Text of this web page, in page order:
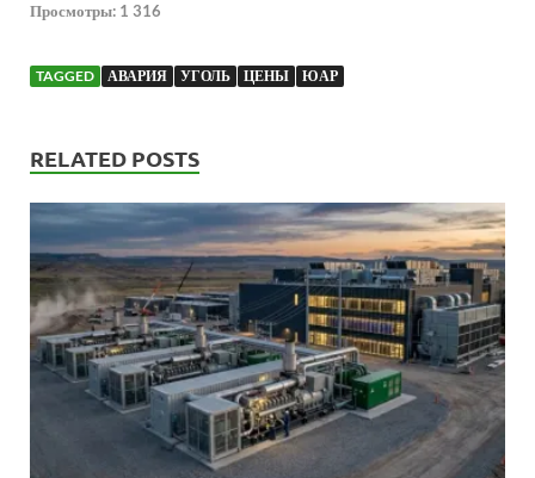
Просмотры: 1 316
TAGGED АВАРИЯ УГОЛЬ ЦЕНЫ ЮАР
RELATED POSTS